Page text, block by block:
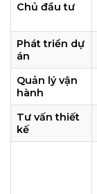
Chủ đầu tư
Phát triển dự
án
Quản lý vận
hành
Tư vấn thiết
kế